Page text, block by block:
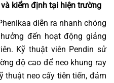
kiểm định tại hiện trường
diễn ra nhanh chóng
đến hoạt động giảng
Kỹ thuật viên Pendin sử
độ cao để neo khung ray
thuật neo cấy tiên tiến, đảm